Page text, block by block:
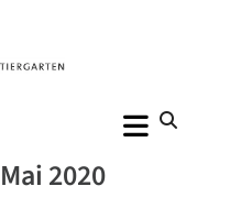
2020